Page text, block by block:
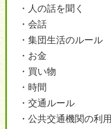
人の話を聞く
会話
集団生活のルール
お金
買い物
時間
交通ルール
公共交通機関の利用